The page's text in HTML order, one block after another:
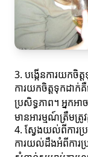
3. បង្កើនការយកចិត្
ការយកចិត្តទុកដាក់
ប្រសិទ្ធភាព។ អ្នកអ
មានអារម្មណ៍ត្រឹមត្រូ
4. ស្វែងយល់ពីការប្
ការយល់ដឹងអំពីការប្